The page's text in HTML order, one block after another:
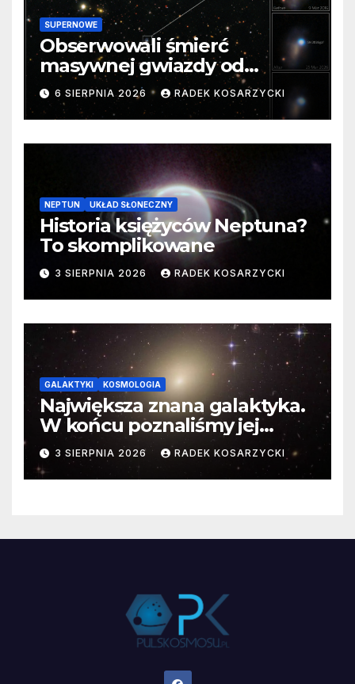
SUPERNOWE
Obserwowali śmierć
masywnej gwiazdy od
samego początku. Niezwykle
cenne dane
6 SIERPNIA 2026 RADEK KOSARZYCKI
NEPTUN UKŁAD SŁONECZNY
Historia księżyców Neptuna?
To skomplikowane
3 SIERPNIA 2026 RADEK KOSARZYCKI
GALAKTYKI KOSMOLOGIA
Największa znana galaktyka.
W końcu poznaliśmy jej
faktyczne wymiary
3 SIERPNIA 2026 RADEK KOSARZYCKI